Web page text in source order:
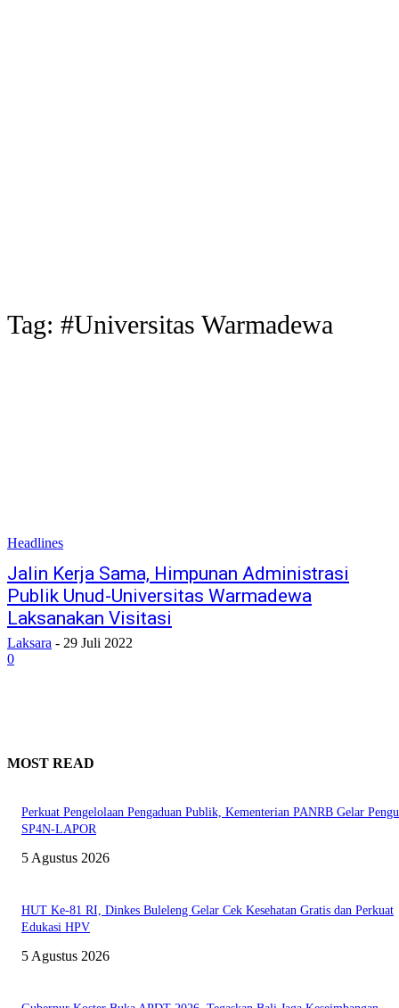
Tag: #Universitas Warmadewa
Headlines
Jalin Kerja Sama, Himpunan Administrasi
Publik Unud-Universitas Warmadewa
Laksanakan Visitasi
Laksara - 29 Juli 2022
0
MOST READ
Perkuat Pengelolaan Pengaduan Publik, Kementerian PANRB Gelar
SP4N-LAPOR
5 Agustus 2026
HUT Ke-81 RI, Dinkes Buleleng Gelar Cek Kesehatan Gratis dan Perkuat
Edukasi HPV
5 Agustus 2026